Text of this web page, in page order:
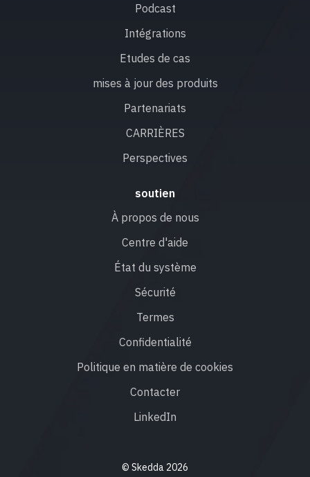
Podcast
Intégrations
Etudes de cas
mises à jour des produits
Partenariats
CARRIÈRES
Perspectives
soutien
À propos de nous
Centre d'aide
État du système
Sécurité
Termes
Confidentialité
Politique en matière de cookies
Contacter
LinkedIn
© Skedda 2026